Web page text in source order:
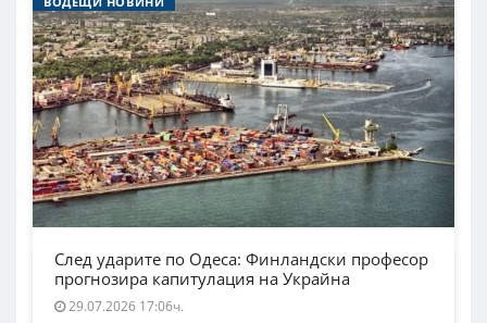
След ударите по Одеса: Финландски професор
прогнозира капитулация на Украйна
29.07.2026 17:06ч.